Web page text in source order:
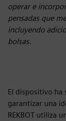
operar e
pensadas que
incluyendo
bolsas.
El dispositivo ha
garantizar una
REKBOT utiliza